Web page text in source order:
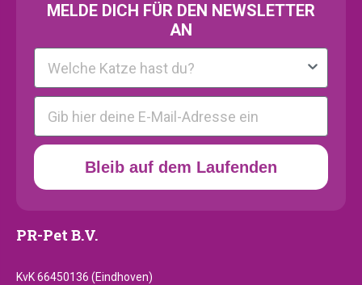
MELDE DICH FÜR DEN NEWSLETTER
AN
Kattenras
E-mail
Bleib auf dem Laufenden
PR-Pet B.V.
KvK 66450136 (Eindhoven)